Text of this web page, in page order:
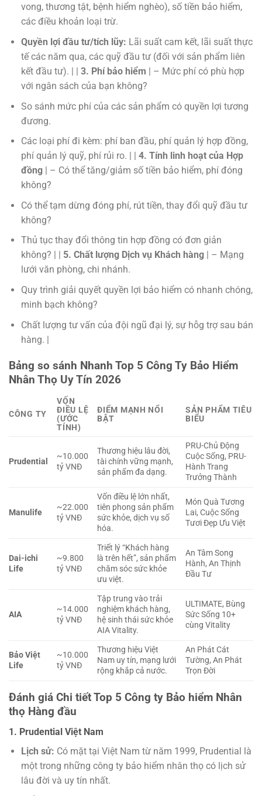
vong, thương tật, bệnh hiểm nghèo), số tiền bảo hiểm,
các điều khoản loại trừ.
Quyền lợi đầu tư/tích lũy: Lãi suất cam kết, lãi suất thực
tế các năm qua, các quỹ đầu tư (đối với sản phẩm liên
kết đầu tư). | | 3. Phí bảo hiểm | – Mức phí có phù hợp
với ngân sách của bạn không?
So sánh mức phí của các sản phẩm có quyền lợi tương
đương.
Các loại phí đi kèm: phí ban đầu, phí quản lý hợp đồng,
phí quản lý quỹ, phí rủi ro. | | 4. Tính linh hoạt của Hợp
đồng| – Có thể tăng/giảm số tiền bảo hiểm, phí đóng
không?
Có thể tạm dừng đóng phí, rút tiền, thay đổi quỹ đầu tư
không?
Thủ tục thay đổi thông tin hợp đồng có đơn giản
không? | | 5. Chất lượng Dịch vụ Khách hàng| – Mạng
lưới văn phòng, chi nhánh.
Quy trình giải quyết quyền lợi bảo hiểm có nhanh chóng,
minh bạch không?
Chất lượng tư vấn của đội ngũ đại lý, sự hỗg trợ sau bán
hàng. |
Bảng so sánh Nhanh Top 5 Công Ty Bảo Hiểm
Nhân Thọ Uy Tín 2026
CÔNG TY
VỐN
ĐIỀU LỆ
(ƯỚC
TÍNH)
ĐIỂM MẠNH NỔI
BẬT
SẢN PHẨM TIÊU
BIỂU
Prudential
~10.000
tỷ VNĐ
Thương hiệu lâu đời,
tài chính vững mạnh,
sản phẩm đa dạng.
PRU-Chủ Động
Cuộc Sống, PRU-
Hành Trang
Trưởng Thành
Manulife
~22.000
tỷ VNĐ
Vốn điều lệ lớn nhất,
tiên phong sản phẩm
sức khỏe, dịch vụ số
hóa.
Món Quà Tương
Lai, Cuộc Sống
Tươi Đẹp Ưu Việt
Dai-ichi
Life
~9.800
tỷ VNĐ
Triết lý “Khách hàng
là trên hết”, sản phẩm
chăm sóc sức khỏe
ưu việt.
An Tâm Song
Hành, An Thịnh
Đầu Tư
AIA
~14.000
tỷ VNĐ
Tập trung vào trải
nghiệm khách hàng,
hệ sinh thái sức khỏe
AIA Vitality.
ULTIMATE, Bùng
Sức Sống 10+
cùng Vitality
Bảo Việt
Life
~10.000
tỷ VNĐ
Thương hiệu Việt
Nam uy tín, mạng lưới
rộng khắp cả nước.
An Phát Cát
Tường, An Phát
Trọn Đời
Đánh giá Chi tiết Top 5 Công ty Bảo hiểm Nhân
thọ Hàng đầu
1. Prudential Việt Nam
Lịch sử: Có mặt tại Việt Nam từ năm 1999, Prudential là
một trong những công ty bảo hiểm nhân thọ có lịch sử
lâu đời và uy tín nhất.